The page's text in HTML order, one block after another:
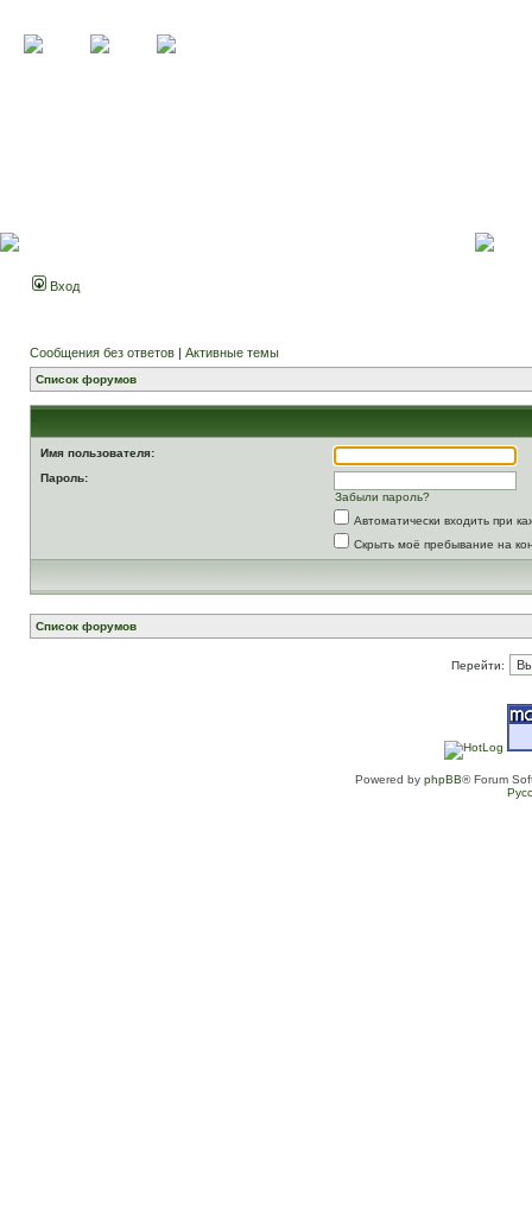
Вход
Сообщения без ответов | Активные темы
Список форумов
Имя пользователя:
Пароль:
Забыли пароль?
Автоматически входить при
Скрыть моё пребывание на
Список форумов
Перейти:
Powered by phpBB® Forum